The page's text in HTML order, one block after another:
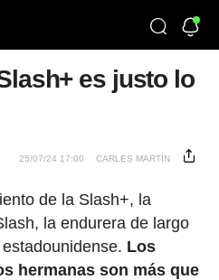
es justo lo
25/07/24 17:00 CARLES MARTÍN
de la Slash+, la
la endurera de largo
Los
hermanas son más que